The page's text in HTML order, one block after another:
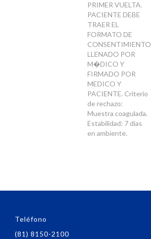
PRIMER VUELTA.
PACIENTE DEBE
TRAER EL
FORMATO DE
CONSENTIMIENTO
LLENADO POR
M�DICO Y
FIRMADO POR
MEDICO Y
PACIENTE. Criterio
de rechazo:
Muestra coagulada.
Estabilidad: 7 días
en ambiente.
Teléfono
(81) 8150-2100